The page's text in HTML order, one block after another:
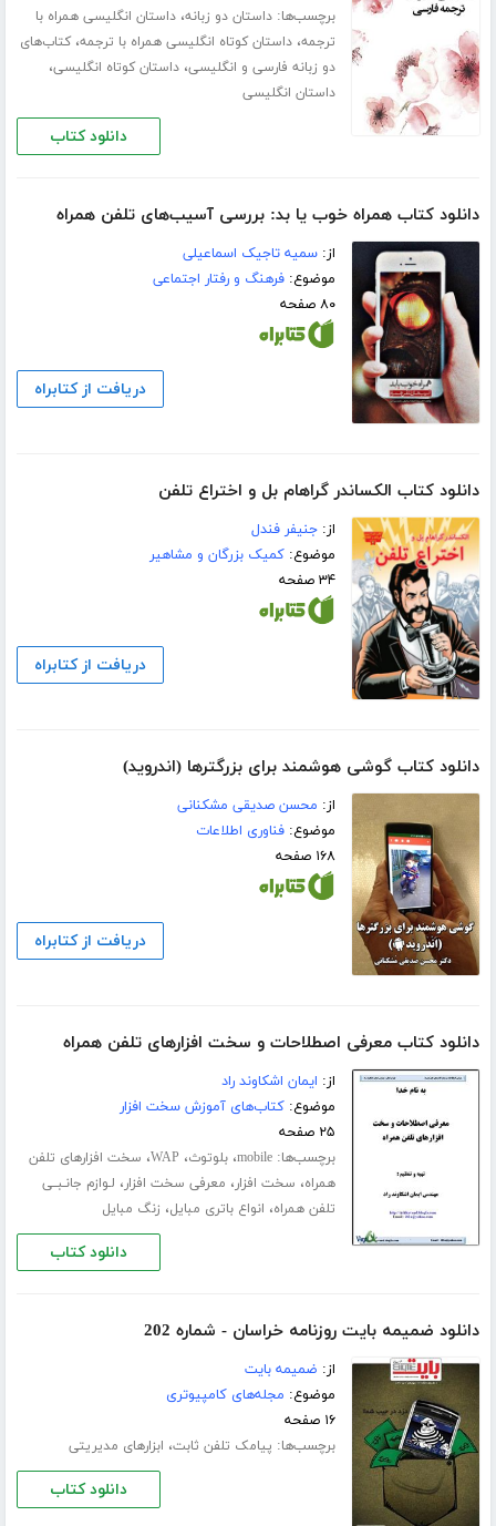
برچسب‌ها:داستان دو زبانه،داستان انگلیسی همراه با
ترجمه،داستان کوتاه انگلیسی همراه با ترجمه،کتاب‌های
دو زبانه فارسی و انگلیسی،داستان کوتاه انگلیسی،
داستان انگلیسی
دانلود کتاب
دانلود کتاب همراه خوب یا بد: بررسی آسیب‌های تلفن همراه
از:سمیه تاجیک اسماعیلی
موضوع:فرهنگ و رفتار اجتماعی
۸۰ صفحه
دریافت از کتابراه
دانلود کتاب الکساندر گراهام بل و اختراع تلفن
از:جنیفر فندل
موضوع:کمیک بزرگان و مشاهیر
۳۴ صفحه
دریافت از کتابراه
دانلود کتاب گوشی هوشمند برای بزرگترها (اندروید)
از: محسن صدیقی مشکنانی
موضوع:فناوری اطلاعات
۱۶۸ صفحه
دریافت از کتابراه
دانلود کتاب معرفی اصطلاحات و سخت افزارهای تلفن همراه
از: ایمان اشکاوند راد
موضوع:کتاب‌های آموزش سخت افزار
۲۵ صفحه
برچسب‌ها:mobile،بلوتوث، WAP، سخت افزارهای تلفن
همراه، سخت افزار، معرفی سخت افزار، لـوازم جانـبــی
تلفن همراه، انواع باتری مبایل، زنگ مبایل
دانلود کتاب
دانلود ضمیمه بایت روزنامه خراسان - شماره 202
از: ضمیمه بایت
موضوع: مجله‌های کامپیوتری
۱۶ صفحه
برچسب‌ها: پیامک تلفن ثابت، ابزارهای مدیریتی
دانلود کتاب